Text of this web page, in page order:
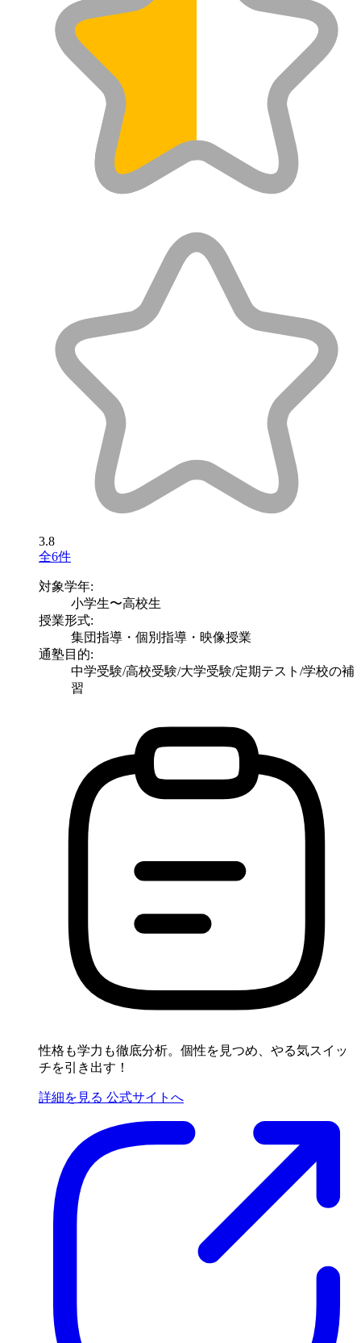
3.8
全6件
対象学年:
小学生〜高校生
授業形式:
集団指導・個別指導・映像授業
通塾目的:
中学受験/高校受験/大学受験/定期テスト/学校の補
習
性格も学力も徹底分析。個性を見つめ、やる気スイッ
チを引き出す！
詳細を見る 公式サイトへ